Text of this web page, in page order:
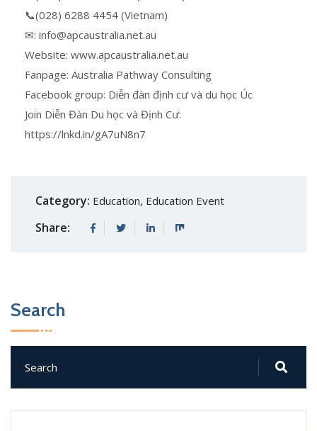
📞(028) 6288 4454 (Vietnam)
✉: info@apcaustralia.net.au
Website: www.apcaustralia.net.au
Fanpage: Australia Pathway Consulting
Facebook group: Diễn đàn định cư và du học Úc
Join Diễn Đàn Du học và Định Cư:
https://lnkd.in/gA7uN8n7
Category: Education, Education Event
Share:
Search